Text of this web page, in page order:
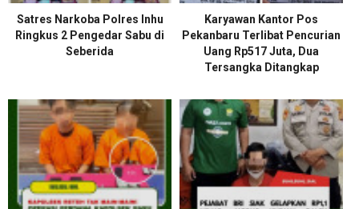
Satres Narkoba Polres Inhu
Ringkus 2 Pengedar Sabu di
Seberida
Karyawan Kantor Pos
Pekanbaru Terlibat Pencurian
Uang Rp517 Juta, Dua
Tersangka Ditangkap